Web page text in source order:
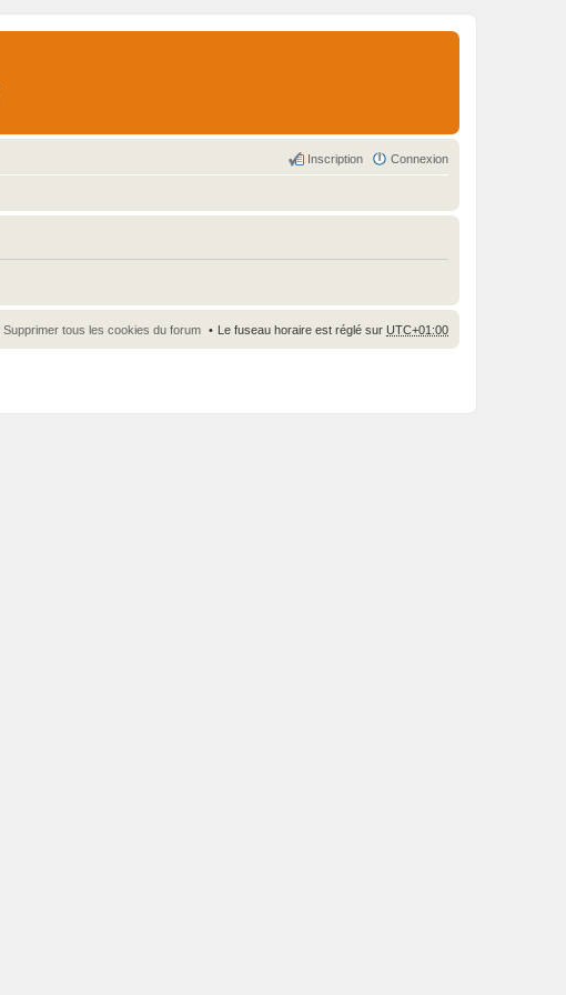
Connexion
Inscription
Le fuseau horaire est réglé sur UTC+01:00
Supprimer tous les cookies du forum